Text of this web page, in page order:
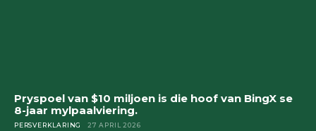
Pryspoel van $10 miljoen is die hoof van BingX se
8-jaar mylpaalviering.
PERSVERKLARING 27 APRIL 2026